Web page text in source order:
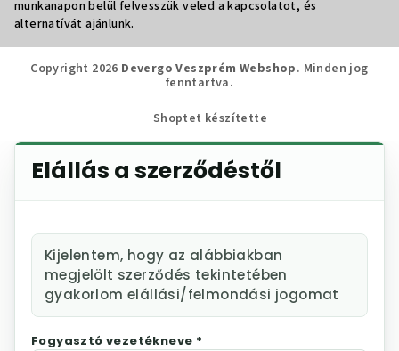
munkanapon belül felvesszük veled a kapcsolatot, és
alternatívát ajánlunk.
Copyright 2026 Devergo Veszprém Webshop. Minden jog
fenntartva.
Shoptet készítette
Elállás a szerződéstől
Kijelentem, hogy az alábbiakban
megjelölt szerződés tekintetében
gyakorlom elállási/felmondási jogomat
Fogyasztó vezetékneve *